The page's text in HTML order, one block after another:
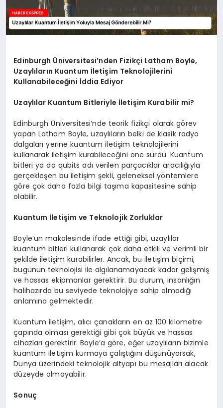
Edinburgh Üniversitesi’nden Fizikçi Latham Boyle,
Uzaylıların Kuantum İletişim Teknolojilerini
Kullanabileceğini İddia Ediyor
Uzaylılar Kuantum Bitleriyle İletişim Kurabilir mi?
Edinburgh Üniversitesi’nde teorik fizikçi olarak görev
yapan Latham Boyle, uzaylıların belki de klasik radyo
dalgaları yerine kuantum iletişim teknolojilerini
kullanarak iletişim kurabileceğini öne sürdü. Kuantum
bitleri ya da qubits adı verilen parçacıklar aracılığıyla
gerçekleşen bu iletişim şekli, geleneksel yöntemlere
göre çok daha fazla bilgi taşıma kapasitesine sahip
olabilir.
Kuantum İletişim ve Teknolojik Zorluklar
Boyle’un makalesinde ifade ettiği gibi, uzaylılar
kuantum bitleri kullanarak çok daha etkili ve verimli bir
şekilde iletişim kurabilirler. Ancak, bu iletişim biçimi,
bugünün teknolojisi ile algılanamayacak kadar gelişmiş
ve hassas ekipmanlar gerektirir. Bu durum, insanlığın
halihazırda bu seviyede teknolojiye sahip olmadığı
anlamına gelmektedir.
Kuantum iletişim, alıcı çanakların en az 100 kilometre
çapında olması gerektiği gibi çok büyük ve hassas
cihazları gerektirir. Boyle’a göre, eğer uzaylıların bizimle
kuantum iletişim kurmaya çalıştığını düşünüyorsak,
Dünya üzerindeki teknolojik altyapı bu mesajları alacak
düzeyde olmayabilir.
Sonuç